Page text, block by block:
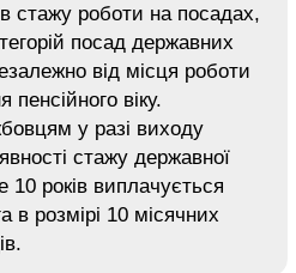
стажу роботи на посадах,
посад державних
від місця роботи
пенсійного віку.
у разі виходу
стажу державної
років виплачується
в розмірі 10 місячних